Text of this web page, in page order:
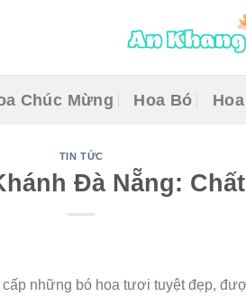
Chúc Mừng Hoa Bó
TIN TỨC
Đà Nẵng:
những bó hoa tươi tuyệt đẹp,